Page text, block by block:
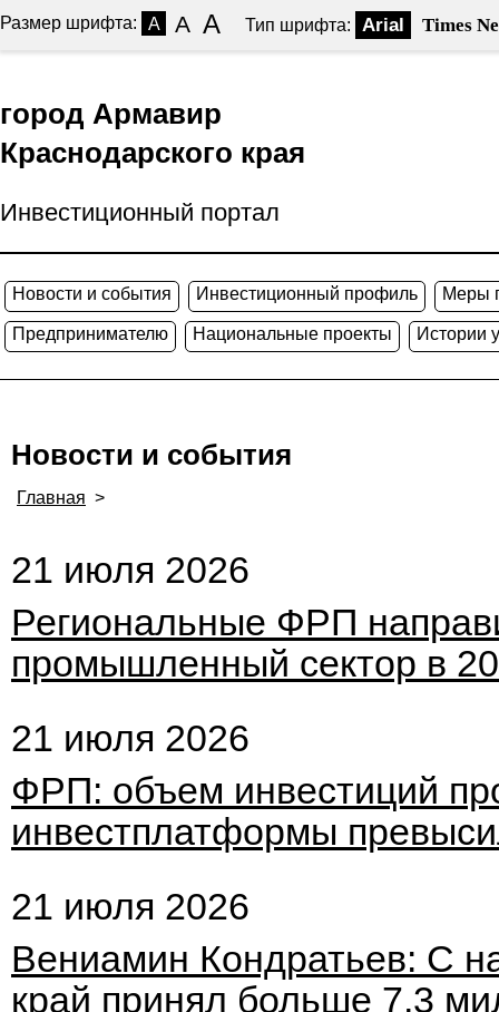
Размер шрифта: A A A Тип шрифта: Arial Times
город Армавир
Краснодарского края
Инвестиционный портал
Новости и события Инвестиционный профиль Меры
Предпринимателю Национальные проекты Истории
Новости и события
Главная >
21 июля 2026
Региональные ФРП
промышленный сектор в
21 июля 2026
ФРП: объем инвестиций
инвестплатформы
21 июля 2026
Вениамин Кондратьев: С
край принял больше 7,3